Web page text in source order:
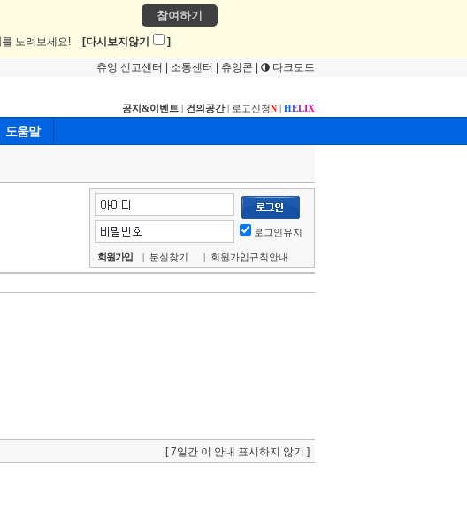
참여하기
를 노려보세요! [다시보지않기 ]
츄잉 신고센터 소통센터 츄잉콘 다크모드
공지&이벤트 | 건의공간| 로고신청N | HELIX
도움말
로그인유지
회원가입 | 분실찾기 | 회원가입규칙안내
[ 7일간 이 안내 표시하지 않기 ]